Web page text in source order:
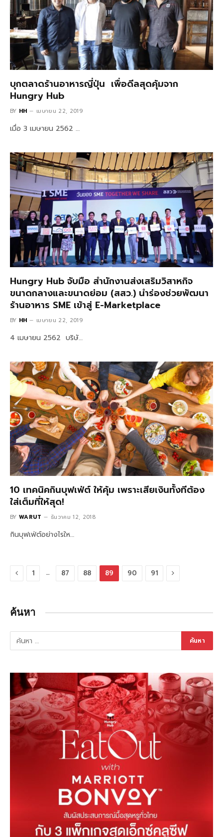
บุกตลาดร้านอาหารญี่ปุ่น เพื่อดีลสุดคุ้มจาก
Hungry Hub
BY HH เมษายน 22, 2019
เมื่อ 3 เมษายน 2562 …
Hungry Hub จับมือ สำนักงานส่งเสริมวิสาหกิจ
ขนาดกลางและขนาดย่อม (สสว.) นำร่องช่วยพัฒนา
ร้านอาหาร SME เข้าสู่ E-Marketplace
BY HH เมษายน 22, 2019
4 เมษายน 2562 บริษั…
10 เทคนิคกินบุฟเฟ่ต์ ให้คุ้ม เพราะเสียเงินทั้งทีต้อง
ใส่เต็มที่ให้สุด!
BY WARUT ธันวาคม 12, 2018
กินบุฟเฟ่ต์อย่างไรให…
Previous
1 … 87 88 89 90 91 Next
ค้นหา